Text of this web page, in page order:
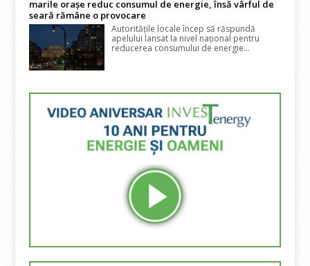
marile orașe reduc consumul de energie, însă vârful de
seară rămâne o provocare
Autoritățile locale încep să răspundă
apelului lansat la nivel național pentru
reducerea consumului de energie...